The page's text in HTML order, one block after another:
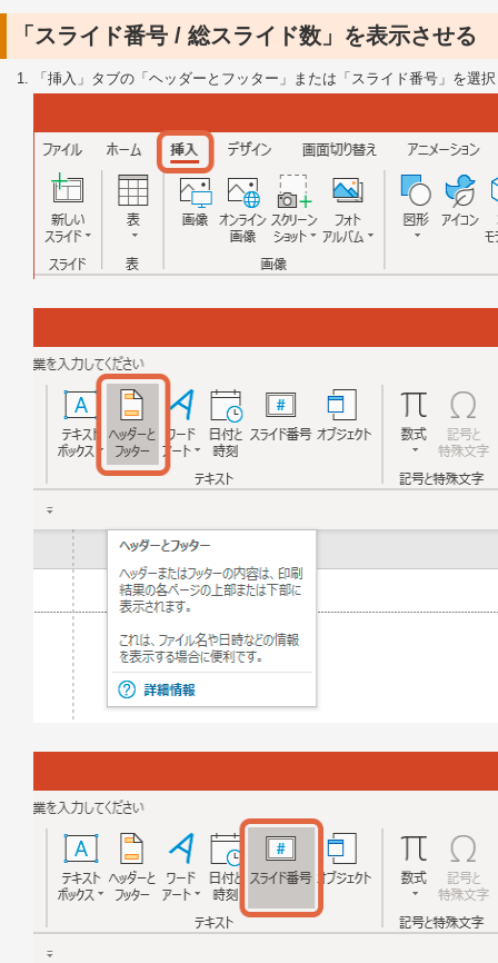
「スライド番号 / 総スライド数」を表示させる
「挿入」タブの「ヘッダーとフッター」または「スライド番号」を選